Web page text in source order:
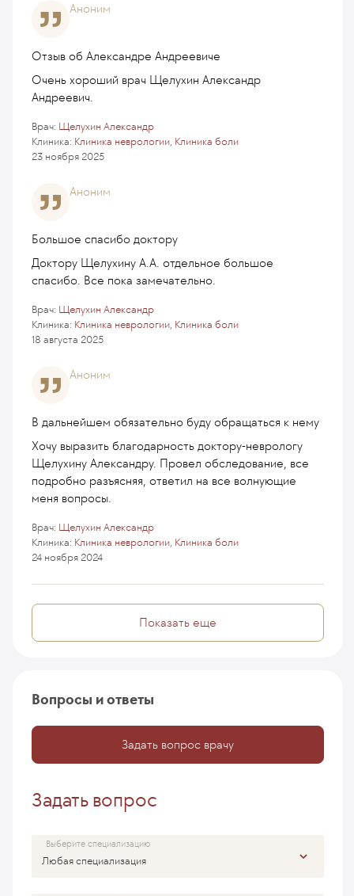
Аноним
Отзыв об Александре Андреевиче
Очень хороший врач Щелухин Александр
Андреевич.
Клиника: Клиника неврологии, Клиника боли
Врач: Щелухин Александр
23 ноября 2025
Аноним
Большое спасибо доктору
Доктору Щелухину А.А. отдельное большое
спасибо. Все пока замечательно.
Клиника: Клиника неврологии, Клиника боли
Врач: Щелухин Александр
18 августа 2025
Аноним
В дальнейшем обязательно буду обращаться к нему
Хочу выразить благодарность доктору-неврологу
Щелухину Александру. Провел обследование, все
подробно разъясняя, ответил на все волнующие
меня вопросы.
Клиника: Клиника неврологии, Клиника боли
Врач: Щелухин Александр
24 ноября 2024
Показать еще
Вопросы и ответы
Задать вопрос врачу
Задать вопрос
Выберите специализацию